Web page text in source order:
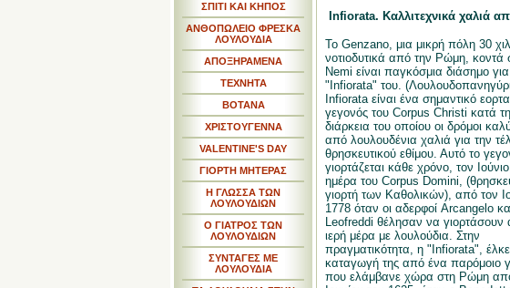
ΣΠΙΤΙ ΚΑΙ ΚΗΠΟΣ
ΑΝΘΟΠΩΛΕΙΟ ΦΡΕΣΚΑ
ΛΟΥΛΟΥΔΙΑ
ΑΠΟΞΗΡΑΜΕΝΑ
ΤΕΧΝΗΤΑ
ΒΟΤΑΝΑ
ΧΡΙΣΤΟΥΓΕΝΝΑ
VALENTINE'S DAY
ΓΙΟΡΤΗ ΜΗΤΕΡΑΣ
Η ΓΛΩΣΣΑ ΤΩΝ
ΛΟΥΛΟΥΔΙΩΝ
Ο ΓΙΑΤΡΟΣ ΤΩΝ
ΛΟΥΛΟΥΔΙΩΝ
ΣΥΝΤΑΓΕΣ ΜΕ
ΛΟΥΛΟΥΔΙΑ
Infiorata. Καλλιτεχνικά χαλιά
Το Genzano, μια μικρή πόλη 30
νοτιοδυτικά από την Ρώμη, κοντά
Nemi είναι παγκόσμια διάσημο
"Infiorata" του.
Infiorata είναι ένα σημαντικό
γεγονός του Corpus Christi κατά
διάρκεια του οποίου οι δρόμοι
από λουλουδένια χαλιά για την
θρησκευτικού εθίμου. Αυτό το
γιορτάζεται κάθε χρόνο, τον
ημέρα του Corpus Domini,
γιορτή των Καθολικών), από τον
1778 όταν οι αδερφοί Arcangelo
Leofreddi θέλησαν να γιορτάσουν
ιερή μέρα με λουλούδια. Στην
πραγματικότητα, η "Infiorata",
καταγωγή της από ένα παρόμοιο
που ελάμβανε χώρα στη Ρώμη από